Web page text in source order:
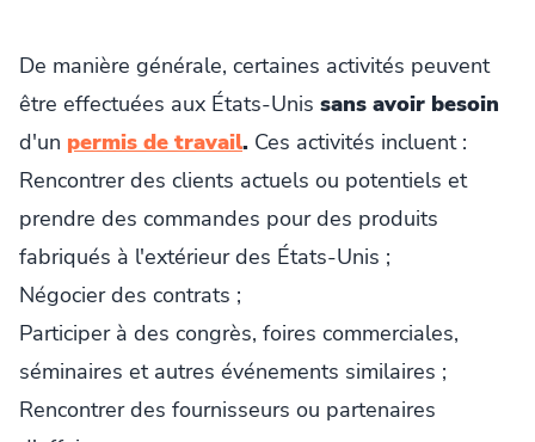
De manière générale, certaines activités peuvent
être effectuées aux États-Unis sans avoir besoin
d'un permis de travail. Ces activités incluent :
Rencontrer des clients actuels ou potentiels et
prendre des commandes pour des produits
fabriqués à l'extérieur des États-Unis ;
Négocier des contrats ;
Participer à des congrès, foires commerciales,
séminaires et autres événements similaires ;
Rencontrer des fournisseurs ou partenaires